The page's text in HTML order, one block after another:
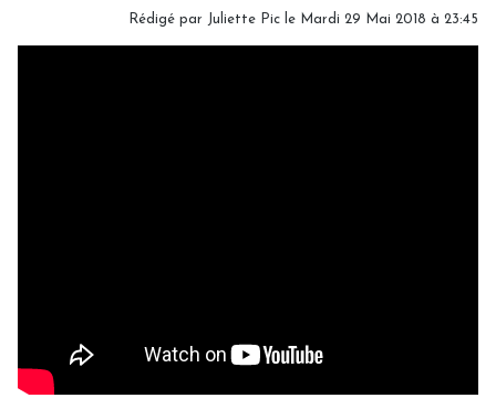
Rédigé par Juliette Pic le Mardi 29 Mai 2018 à 23:45